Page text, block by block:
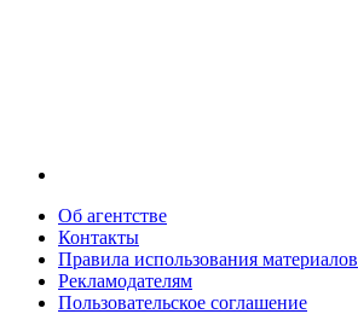
Об агентстве
Контакты
Правила использования материалов
Рекламодателям
Пользовательское соглашение